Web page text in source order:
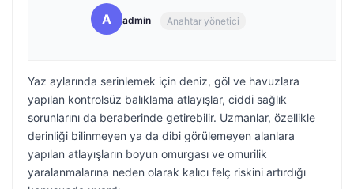
A admin Anahtar yönetici
Yaz aylarında serinlemek için deniz, göl ve havuzlara
yapılan kontrolsüz balıklama atlayışlar, ciddi sağlık
sorunlarını da beraberinde getirebilir. Uzmanlar, özellikle
derinliği bilinmeyen ya da dibi görülemeyen alanlara
yapılan atlayışların boyun omurgası ve omurilik
yaralanmalarına neden olarak kalıcı felç riskini artırdığı